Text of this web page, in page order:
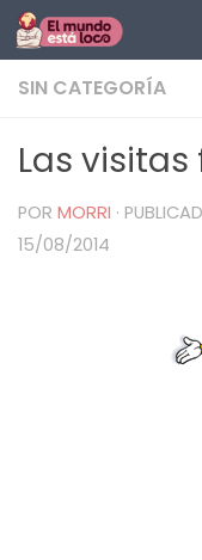
Saltar al
SIN CATEGORÍA
Las
POR MORRI ·
15/08/2014